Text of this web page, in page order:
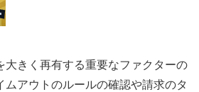
大きく再有する重要なファクターの
ムアウトのルールの確認や請求のタ